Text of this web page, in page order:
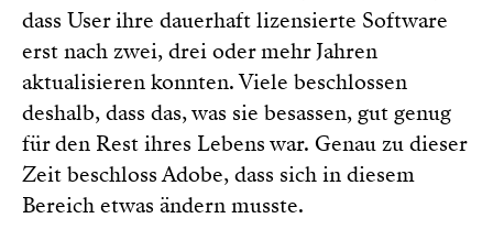
dass User ihre dauerhaft lizensierte Software
erst nach zwei, drei oder mehr Jahren
aktualisieren konnten. Viele beschlossen
deshalb, dass das, was sie besassen, gut genug
für den Rest ihres Lebens war. Genau zu dieser
Zeit beschloss Adobe, dass sich in diesem
Bereich etwas ändern musste.